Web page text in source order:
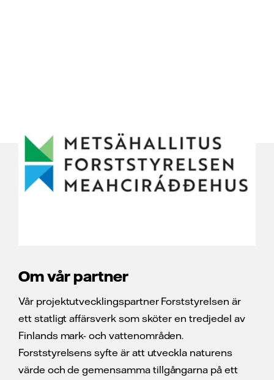
Om vår partner
Vår projektutvecklingspartner Forststyrelsen är
ett statligt affärsverk som sköter en tredjedel av
Finlands mark- och vattenområden.
Forststyrelsens syfte är att utveckla naturens
värde och de gemensamma tillgångarna på ett